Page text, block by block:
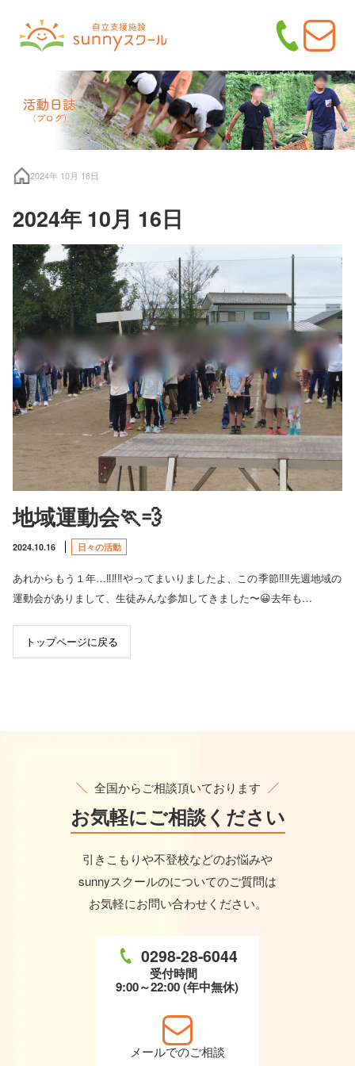
2024年 10月 16日
2024年 10月 16日
地域運動会🏃💨
2024.10.16 日々の活動
あれからもう１年…‼️‼️‼️やってまいりましたよ、この季節‼️‼️先週地域の
運動会がありまして、生徒みんな参加してきました〜😀去年も…
トップページに戻る
全国からご相談頂いております
お気軽にご相談ください
引きこもりや不登校などのお悩みや
sunnyスクールのについてのご質問は
お気軽にお問い合わせください。
0298-28-6044
受付時間
9:00～22:00 (年中無休)
メールでのご相談